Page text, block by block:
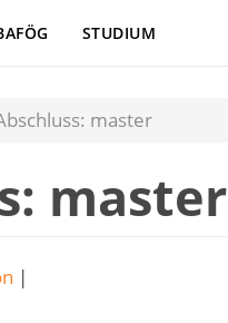
STUDIUM
master
master
|